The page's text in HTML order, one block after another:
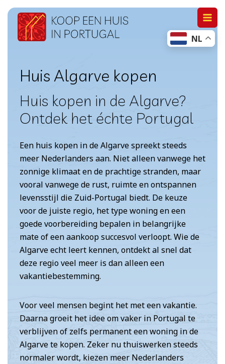
Doorgaan
naar
inhoud
Huis Algarve kopen
Huis kopen in de Algarve?
Ontdek het échte Portugal
Een huis kopen in de Algarve spreekt steeds
meer Nederlanders aan. Niet alleen vanwege het
zonnige klimaat en de prachtige stranden, maar
vooral vanwege de rust, ruimte en ontspannen
levensstijl die Zuid-Portugal biedt. De keuze
voor de juiste regio, het type woning en een
goede voorbereiding bepalen in belangrijke
mate of een aankoop succesvol verloopt. Wie de
Algarve echt leert kennen, ontdekt al snel dat
deze regio veel meer is dan alleen een
vakantiebestemming.
Voor veel mensen begint het met een vakantie.
Daarna groeit het idee om vaker in Portugal te
verblijven of zelfs permanent een woning in de
Algarve te kopen. Zeker nu thuiswerken steeds
normaler wordt, kiezen meer Nederlanders
NL